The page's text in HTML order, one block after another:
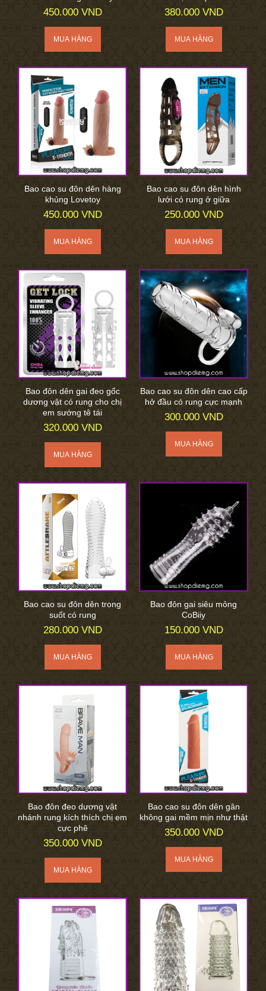
450.000 VND 380.000 VND
Bao cao su đôn dên hàng
khủng Lovetoy
450.000 VND
Bao cao su đôn dên hình
lưới có rung ở giữa
250.000 VND
Bao đôn dên gai đeo gốc
dương vật có rung cho chị
em sướng tê tái
320.000 VND
Bao cao su đôn dên cao cấp
hở đầu có rung cực mạnh
300.000 VND
Bao cao su đôn dên trong
suốt có rung
280.000 VND
Bao đôn gai siêu mỏng
CoBiiy
150.000 VND
Bao đôn đeo dương vật
nhánh rung kích thích chị em
cực phê
350.000 VND
Bao cao su đôn dên gân
không gai mềm mịn như thật
350.000 VND